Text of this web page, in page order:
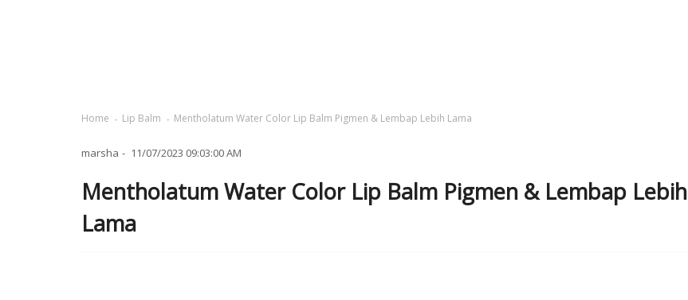
Home Lip Balm Mentholatum Water Color Lip Balm Pigmen & Lembap Lebih Lama
marsha 11/07/2023 09:03:00 AM
Mentholatum Water Color Lip Balm Pigmen & Lembap Lebih
Lama